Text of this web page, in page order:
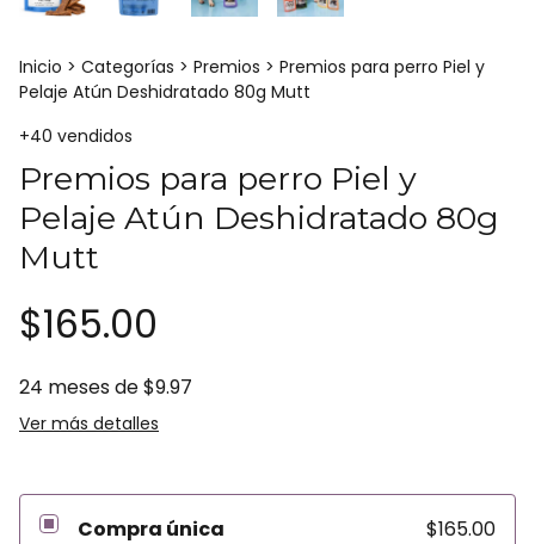
Inicio > Categorías > Premios > Premios para perro Piel y
Pelaje Atún Deshidratado 80g Mutt
+40 vendidos
Premios para perro Piel y
Pelaje Atún Deshidratado 80g
Mutt
$165.00
24 meses de$9.97
Ver más detalles
Compra única $165.00